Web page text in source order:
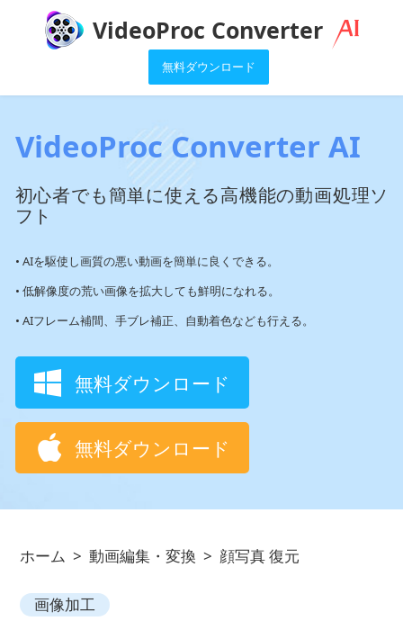
VideoProc Converter
無料ダウンロード
VideoProc Converter AI
初心者でも簡単に使える高機能の動画処理ソ
フト
• AIを駆使し画質の悪い動画を簡単に良くできる。
• 低解像度の荒い画像を拡大しても鮮明になれる。
• AIフレーム補間、手ブレ補正、自動着色なども行える。
無料ダウンロード
無料ダウンロード
ホーム > 動画編集・変換 > 顔写真 復元
画像加工